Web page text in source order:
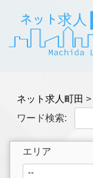
ネット求人町田
ワード検索:
エリア